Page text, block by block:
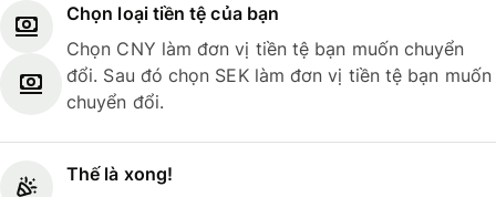
Chọn loại tiền tệ của bạn
Chọn CNY làm đơn vị tiền tệ bạn muốn chuyển
đổi. Sau đó chọn SEK làm đơn vị tiền tệ bạn muốn
chuyển đổi.
Thế là xong!